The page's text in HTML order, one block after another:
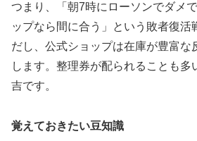
つまり、
「朝7時にローソンでダメ
ップなら間に合う」
という敗者復活
だし、公式ショップは在庫が豊富な
します。整理券が配られることも多
吉です。
覚えておきたい豆知識